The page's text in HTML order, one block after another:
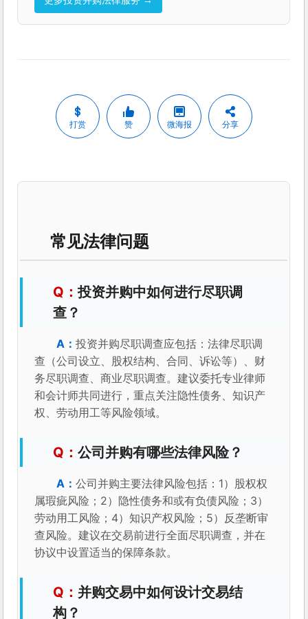
打赏 赞 微海报 分享
常见法律问题
投资并购中如何进行尽职调
查？
投资并购尽职调查应包括：法律尽职调
查（公司设立、股权结构、合同、诉讼等）、财
务尽职调查、商业尽职调查。建议委托专业律师
和会计师共同进行，重点关注隐性债务、知识产
权、劳动用工等风险领域。
公司并购有哪些法律风险？
公司并购主要法律风险包括：1）股权权
属瑕疵风险；2）隐性债务和或有负债风险；3）
劳动用工风险；4）知识产权风险；5）反垄断审
查风险。建议在交易前进行全面尽职调查，并在
协议中设置适当的保障条款。
并购交易中如何设计交易结
构？